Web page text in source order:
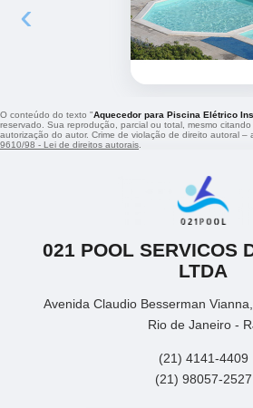
‹
O conteúdo do texto "Aquecedor para Piscina Elétrico
reservado. Sua reprodução, parcial ou total, mesmo
autorização do autor. Crime de violação de direito autoral
9610/98 - Lei de direitos autorais
021 POOL SERVICOS
LTDA
Avenida Claudio Besserman
Rio de Janeiro -
(21) 4141-4409
(21) 98057-2527